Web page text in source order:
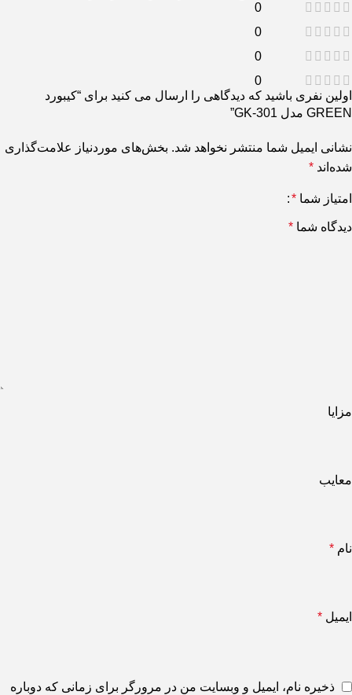
0
0
0
0
اولین نفری باشید که دیدگاهی را ارسال می کنید برای “کیبورد
GREEN مدل GK-301”
نشانی ایمیل شما منتشر نخواهد شد. بخش‌های موردنیاز علامت‌گذاری
شده‌اند *
امتیاز شما *
دیدگاه شما *
مزایا
معایب
نام *
ایمیل *
ذخیره نام، ایمیل و وبسایت من در مرورگر برای زمانی که دوباره